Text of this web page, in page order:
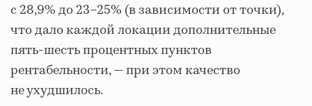
с 28,9% до 23–25% (в зависимости от точки),
что дало каждой локации дополнительные
пять-шесть процентных пунктов
рентабельности, — при этом качество
не ухудшилось.